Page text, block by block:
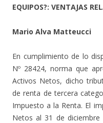
EQUIPOS?: VENTAJAS
Mario Alva Matteucci
En cumplimiento de lo
Nº 28424, norma que
Activos Netos, dicho
de renta de tercera
Impuesto a la Renta. El
Netos al 31 de